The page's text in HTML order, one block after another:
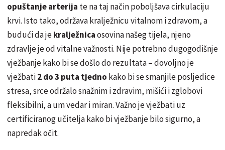
opuštanje arterija te na taj način poboljšava cirkulaciju
krvi. Isto tako, održava kralježnicu vitalnom i zdravom, a
budući da jekralježnicaosovina našeg tijela, njeno
zdravlje je od vitalne važnosti. Nije potrebno dugogodišnje
vježbanje kako bi se došlo do rezultata – dovoljno je
vježbati2 do 3 puta tjedno kako bi se smanjile posljedice
stresa, srce održalo snažnim i zdravim, mišići i zglobovi
fleksibilni, a um vedar i miran. Važno je vježbati uz
certificiranog učitelja kako bi vježbanje bilo sigurno, a
napredak očit.